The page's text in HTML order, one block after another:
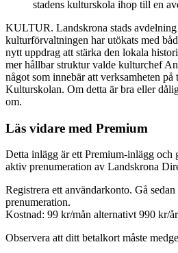
stadens kulturskola ihop till en
KULTUR. Landskrona stads avdelning
kulturförvaltningen har utökats med
nytt uppdrag att stärka den lokala
mer hållbar struktur valde kulturchef
något som innebär att verksamheten på
Kulturskolan. Om detta är bra eller
om.
Läs vidare med Premium
Detta inlägg är ett Premium-inlägg och
aktiv prenumeration av Landskrona
Registrera ett användarkonto. Gå
prenumeration.
Kostnad: 99 kr/mån alternativt 990 kr/
Observera att ditt betalkort måste